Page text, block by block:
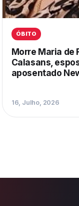
ÓBITO
Morre Maria de
Calasans,
aposentado
16, Julho, 2026